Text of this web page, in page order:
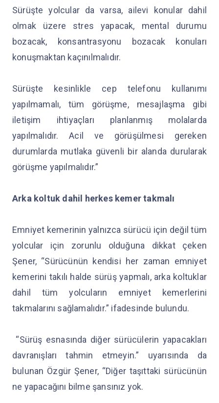
Sürüşte yolcular da varsa, ailevi konular dahil
olmak üzere stres yapacak, mental durumu
bozacak, konsantrasyonu bozacak konuları
konuşmaktan kaçınılmalıdır.
Sürüşte kesinlikle cep telefonu kullanımı
yapılmamalı, tüm görüşme, mesajlaşma gibi
iletişim ihtiyaçları planlanmış molalarda
yapılmalıdır. Acil ve görüşülmesi gereken
durumlarda mutlaka güvenli bir alanda durularak
görüşme yapılmalıdır.”
Arka koltuk dahil herkes kemer takmalı
Emniyet kemerinin yalnızca sürücü için değil tüm
yolcular için zorunlu olduğuna dikkat çeken
Şener, “Sürücünün kendisi her zaman emniyet
kemerini takılı halde sürüş yapmalı, arka koltuklar
dahil tüm yolcuların emniyet kemerlerini
takmalarını sağlamalıdır.” ifadesinde bulundu.
“Sürüş esnasında diğer sürücülerin yapacakları
davranışları tahmin etmeyin.” uyarısında da
bulunan Özgür Şener, “Diğer taşıttaki sürücünün
ne yapacağını bilme şansınız yok.